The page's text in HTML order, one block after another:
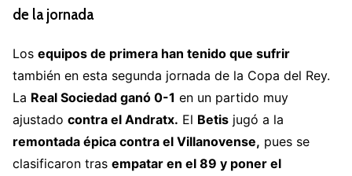
de la jornada
Los equipos de primera han tenido que sufrir
también en esta segunda jornada de la Copa del Rey.
La Real Sociedad ganó 0-1 en un partido muy
ajustado contra el Andratx. El Betis jugó a la
remontada épica contra el Villanovense, pues se
clasificaron tras empatar en el 89 y poner el